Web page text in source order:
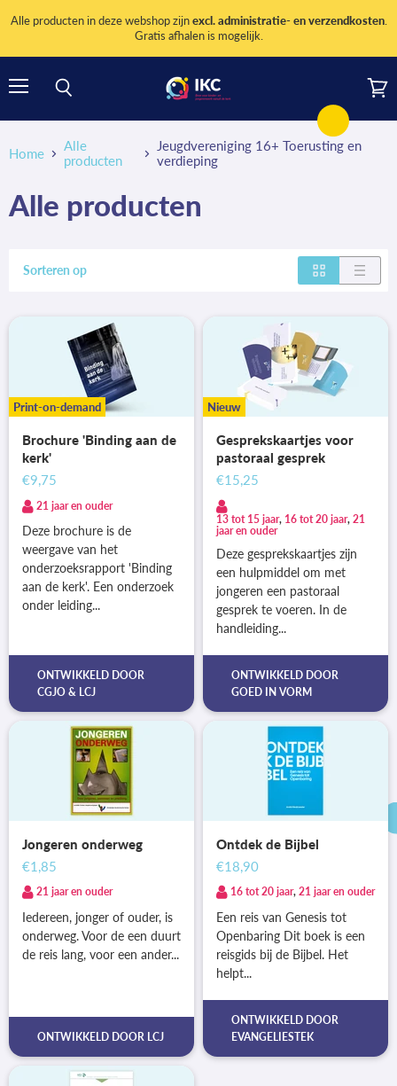
Alle producten in deze webshop zijnexcl. administratie- en verzendkosten.
Gratis afhalen is mogelijk.
Home
Alle
producten
Jeugdvereniging 16+ Toerusting en
verdieping
Alle producten
Sorteren op
Print-on-demand
Brochure 'Binding aan de
kerk'
€9,75
21 jaar en ouder
Deze brochure is de
weergave van het
onderzoeksrapport 'Binding
aan de kerk'. Een onderzoek
onder leiding...
ONTWIKKELD DOOR
CGJO & LCJ
Nieuw
Gesprekskaartjes voor
pastoraal gesprek
€15,25
13 tot 15 jaar, 16 tot 20 jaar, 21
jaar en ouder
Deze gesprekskaartjes zijn
een hulpmiddel om met
jongeren een pastoraal
gesprek te voeren. In de
handleiding...
ONTWIKKELD DOOR
GOED IN VORM
Jongeren onderweg
€1,85
21 jaar en ouder
Iedereen, jonger of ouder, is
onderweg. Voor de een duurt
de reis lang, voor een ander...
ONTWIKKELD DOOR LCJ
Ontdek de Bijbel
€18,90
16 tot 20 jaar, 21 jaar en ouder
Een reis van Genesis tot
Openbaring Dit boek is een
reisgids bij de Bijbel. Het
helpt...
ONTWIKKELD DOOR
EVANGELIESTEK